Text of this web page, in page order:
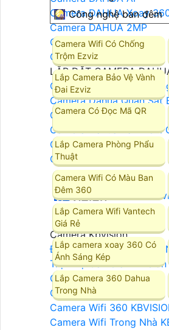
Camera DAHUA Xoay
Camera DAHUA 2MP
Camera DAHUA 4MP
Camera DAHUA 8MP
LẮP ĐẶT CAMERA
Camera DAHUA Báo
Camera Dahua Quan Sát
Camera Dahua Starlight
Camera Dahua Ban Đêm
Camera DAHUA Ghi Âm
Camera DAHUA Zoom
Camera
Camera Kbvision
Đầu Ghi Camera
Trọn Bộ Camera KBvision
Camera IP KBVISION
Camera Wifi KBVISION
Camera Wifi 360
Camera Wifi Trong Nhà
🎑 Công nghệ ban đêm
Camera Wifi Có Chống
Trộm Ezviz
Lắp Camera Bảo Vệ Vành
Đai Ezviz
Camera Có Đọc Mã QR
Lắp Camera Phòng Phẩu
Thuật
Camera Wifi Có Màu Ban
Đêm 360
Lắp Camera Wifi Vantech
Giá Rẻ
Lắp camera xoay 360 Có
Ánh Sáng Kép
Lắp Camera 360 Dahua
Trong Nhà